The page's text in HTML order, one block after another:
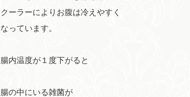
クーラーによりお腹は冷えやすく
なっています。
腸内温度が１度下がると
腸の中にいる雑菌が